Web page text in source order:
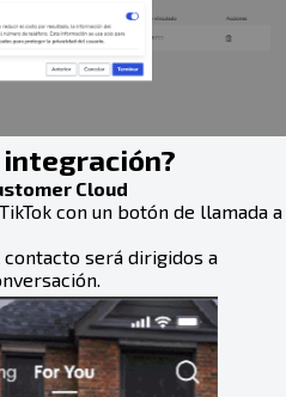
integración?
Cloud
con un botón de llamada a
será dirigidos a